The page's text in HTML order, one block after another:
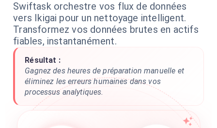
Swiftask orchestre vos flux de données
vers Ikigai pour un nettoyage intelligent.
Transformez vos données brutes en actifs
fiables, instantanément.
Résultat :
Gagnez des heures de préparation manuelle et
éliminez les erreurs humaines dans vos
processus analytiques.